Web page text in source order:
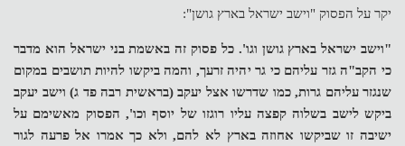
יקר על הפסוק "וישב ישראל בארץ גושן":
"וישב ישראל בארץ גושן וגו'. כל פסוק זה באשמת בני ישראל הוא מדבר
כי הקב"ה גזר עליהם כי גר יהיה זרעך, והמה ביקשו להיות תושבים במקום
שנגזר עליהם גרות, כמו שדרשו אצל יעקב (בראשית רבה פד ג) וישב יעקב
ביקש לישב בשלוה קפצה עליו רוגזו של יוסף וכו', הפסוק מאשימם על
ישיבה זו שביקשו אחוזה בארץ לא להם, ולא כך אמרו אל פרעה לגור